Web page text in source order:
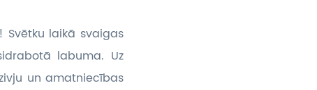
laikā svaigas
labuma. Uz
un amatniecības